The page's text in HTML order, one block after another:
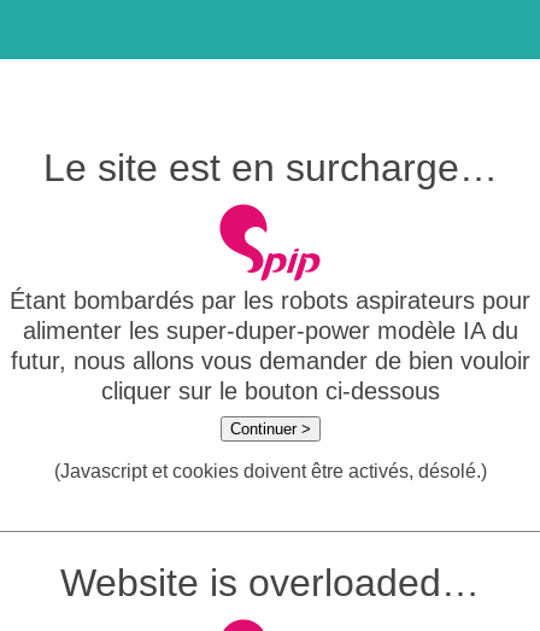
Le site est en surcharge…
Étant bombardés par les robots aspirateurs pour
alimenter les super-duper-power modèle IA du
futur, nous allons vous demander de bien vouloir
cliquer sur le bouton ci-dessous
Continuer >
(Javascript et cookies doivent être activés, désolé.)
Website is overloaded…